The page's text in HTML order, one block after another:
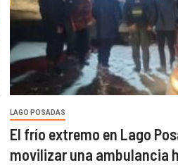
LAGO POSADAS
El frío extremo en Lago
movilizar una ambulancia